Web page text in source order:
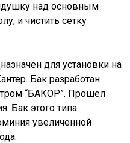
над основным
и чистить сетку
для установки на
Бак разработан
“БАКОР”. Прошел
Бак этого типа
увеличенной